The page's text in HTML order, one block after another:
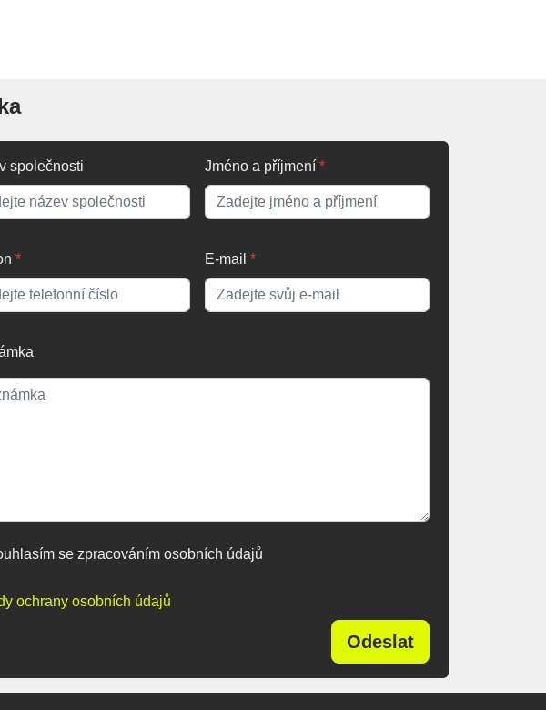
společnosti Jméno a příjmení *
* E-mail *
se zpracováním osobních údajů
ochrany osobních údajů
Odeslat